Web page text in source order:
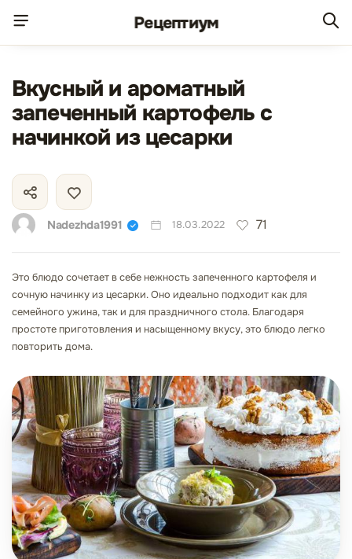
Рецептиум
Вкусный и ароматный
запеченный картофель с
начинкой из цесарки
Nadezhda1991 18.03.2022 71
Это блюдо сочетает в себе нежность запеченного картофеля и
сочную начинку из цесарки. Оно идеально подходит как для
семейного ужина, так и для праздничного стола. Благодаря
простоте приготовления и насыщенному вкусу, это блюдо легко
повторить дома.